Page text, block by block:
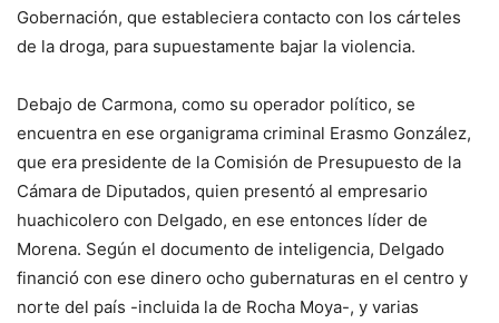
Gobernación, que estableciera contacto con los cárteles
de la droga, para supuestamente bajar la violencia.
Debajo de Carmona, como su operador político, se
encuentra en ese organigrama criminal Erasmo González,
que era presidente de la Comisión de Presupuesto de la
Cámara de Diputados, quien presentó al empresario
huachicolero con Delgado, en ese entonces líder de
Morena. Según el documento de inteligencia, Delgado
financió con ese dinero ocho gubernaturas en el centro y
norte del país -incluida la de Rocha Moya-, y varias